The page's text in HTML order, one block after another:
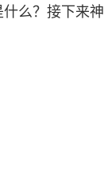
么？接下来神